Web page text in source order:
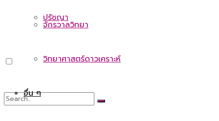
ปรัชญา
จักรวาลวิทยา
วิทยาศาสตร์ดาวเคราะห์
อื่น ๆ